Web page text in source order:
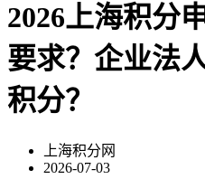
2026上海积分
要求？企业法
积分？
上海积分网
2026-07-03